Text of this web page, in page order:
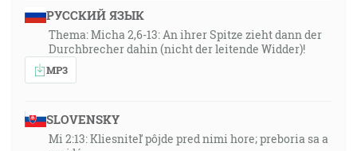
РУССКИЙ ЯЗЫК
Thema: Micha 2,6-13: An ihrer Spitze zieht dann der
Durchbrecher dahin (nicht der leitende Widder)!
MP3
SLOVENSKY
Mi 2:13: Kliesniteľ pôjde pred nimi hore; preboria sa a